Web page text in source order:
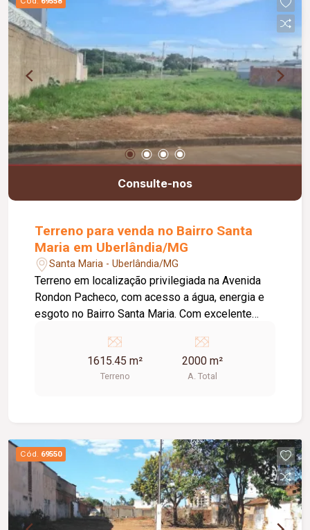
separado).
Consulte-nos
Terreno para venda no Bairro Santa
Maria em Uberlândia/MG
Santa Maria - Uberlândia/MG
Terreno em localização privilegiada na Avenida
Rondon Pacheco, com acesso a água, energia e
esgoto no Bairro Santa Maria. Com excelente
urbanística está também para terreno residencial
como para comercial. Áreo total do terreno
1615.45 m²
Terreno
2000 m²
A. Total
Cód. 69550